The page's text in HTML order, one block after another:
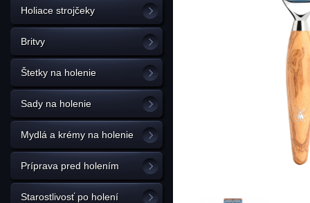
Holiace strojčeky
Britvy
Štetky na holenie
Sady na holenie
Mydlá a krémy na holenie
Príprava pred holením
Starostlivosť po holení